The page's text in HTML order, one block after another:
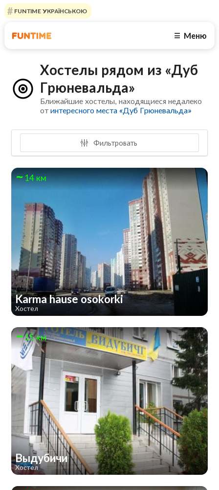
FUNTIME УКРАЇНСЬКОЮ
☰ Меню
Хостелы рядом из «Дуб
Грюневальда»
Ближайшие хостелы, находящиеся недалеко
отинтересного места «Дуб Грюневальда»
Фильтровать
14 км
Karma hause osokorki
Хостел
15 км
Выдубичи
Хостел